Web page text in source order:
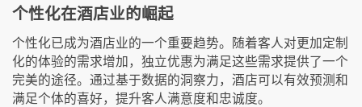
个性化在酒店业的崛起
个性化已成为酒店业的一个重要趋势。随着客人对更加定制
化的体验的需求增加，独立优惠为满足这些需求提供了一个
完美的途径。通过基于数据的洞察力，酒店可以有效预测和
满足个体的喜好，提升客人满意度和忠诚度。